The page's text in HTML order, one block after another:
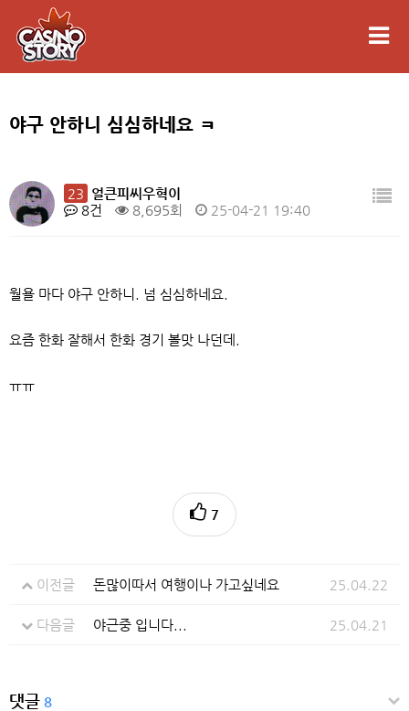
야구 안하니 심심하네요 ㅋ
23 얼큰피씨우혁이
8건
8,695회 25-04-21 19:40
월욜 마다 야구 안하니. 넘 심심하네요.
요즘 한화 잘해서 한화 경기 볼맛 나던데.
ㅠㅠ
7
이전글 돈많이따서 여행이나 가고싶네요 25.04.22
다음글 야근중 입니다... 25.04.21
댓글 8